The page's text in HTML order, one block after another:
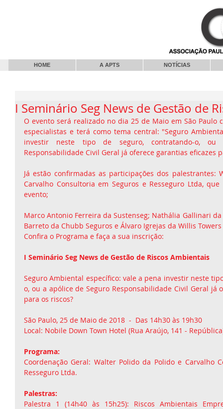
HOME A APTS NOTÍCIAS
I Seminário Seg News de Gestão de
O evento será realizado no dia 25 de Maio em São Paulo
especialistas e terá como tema central: "Seguro
investir neste tipo de seguro, contratando-o,
Responsabilidade Civil Geral já oferece garantias eficazes
Já estão confirmadas as participações dos palestrantes:
Carvalho Consultoria em Seguros e Resseguro Ltda,
evento;
Marco Antonio Ferreira da Sustenseg; Nathália Gallinari da
Barreto da Chubb Seguros e Álvaro Igrejas da Willis
Confira o Programa e faça a sua inscrição:
I Seminário Seg News de Gestão de Riscos Ambientais
Seguro Ambiental específico: vale a pena investir neste
o, ou a apólice de Seguro Responsabilidade Civil Geral já
para os riscos?
São Paulo, 25 de Maio de 2018  -  Das 14h30 às 19h30
Local: Nobile Down Town Hotel (Rua Araújo, 141 -
Programa:
Coordenação Geral: Walter Polido da Polido e Carvalho
Resseguro Ltda.
Palestras:
Palestra 1 (14h40 às 15h25): Riscos Ambientais